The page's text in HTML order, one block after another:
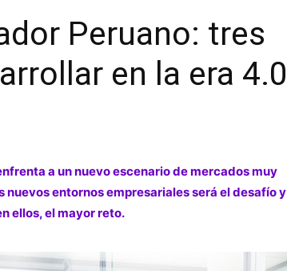
Peruano: tres
en la era 4.0
a un nuevo escenario de mercados muy
entornos empresariales será el desafío y
ellos, el mayor reto.